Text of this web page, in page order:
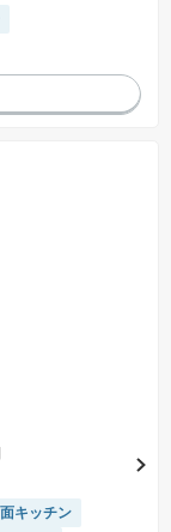
キッチン